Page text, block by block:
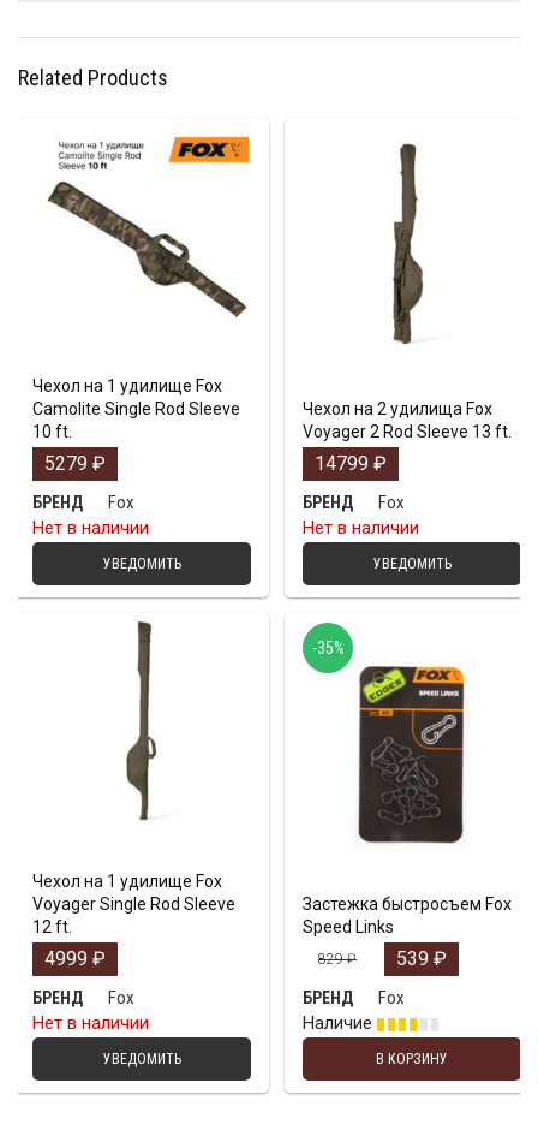
Related Products
Чехол на 1 удилище Fox
Camolite Single Rod Sleeve
10 ft.
5279 ₽
БРЕНД
Fox
Нет в наличии
УВЕДОМИТЬ
Чехол на 2 удилища Fox
Voyager 2 Rod Sleeve 13 ft.
14799 ₽
БРЕНД
Fox
Нет в наличии
УВЕДОМИТЬ
Чехол на 1 удилище Fox
Voyager Single Rod Sleeve
12 ft.
4999 ₽
БРЕНД
Fox
Нет в наличии
УВЕДОМИТЬ
Застежка быстросъем Fox
Speed Links
829₽ 539 ₽
БРЕНД
Fox
Наличие
В КОРЗИНУ
-35%